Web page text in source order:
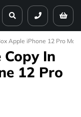
Apple iPhone 12 Pro Max
In
12 Pro